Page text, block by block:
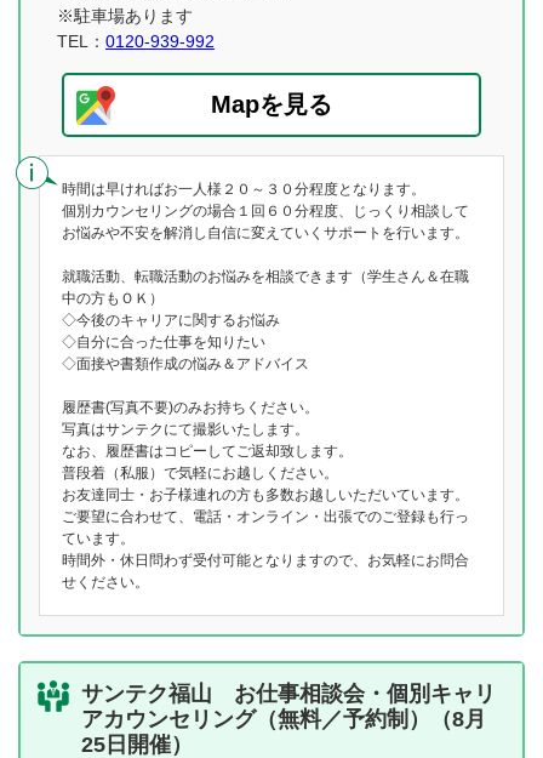
※駐車場あります
TEL： 0120-939-992
Mapを見る
時間は早ければお一人様２０～３０分程度となります。
個別カウンセリングの場合１回６０分程度、じっくり相談して
お悩みや不安を解消し自信に変えていくサポートを行います。
就職活動、転職活動のお悩みを相談できます（学生さん＆在職
中の方もＯＫ）
◇今後のキャリアに関するお悩み
◇自分に合った仕事を知りたい
◇面接や書類作成の悩み＆アドバイス
履歴書(写真不要)のみお持ちください。
写真はサンテクにて撮影いたします。
なお、履歴書はコピーしてご返却致します。
普段着（私服）で気軽にお越しください。
お友達同士・お子様連れの方も多数お越しいただいています。
ご要望に合わせて、電話・オンライン・出張でのご登録も行っ
ています。
時間外・休日問わず受付可能となりますので、お気軽にお問合
せください。
サンテク福山 お仕事相談会・個別キャリ
アカウンセリング（無料／予約制）（8月
25日開催）